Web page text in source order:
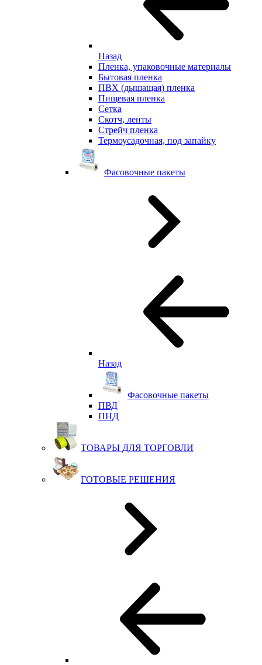
Назад
Пленка, упаковочные материалы
Бытовая пленка
ПВХ (дышащая) пленка
Пищевая пленка
Сетка
Скотч, ленты
Стрейч пленка
Термоусадочная, под запайку
Фасовочные пакеты
Назад
Фасовочные пакеты
ПВД
ПНД
ТОВАРЫ ДЛЯ ТОРГОВЛИ
ГОТОВЫЕ РЕШЕНИЯ